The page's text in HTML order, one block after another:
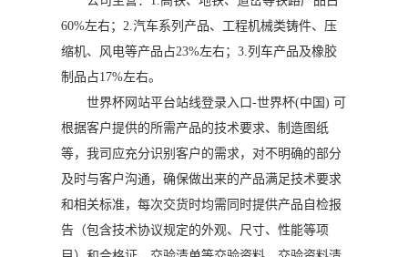
60%左右；2.汽车系列产品、工程机械类铸件、压
缩机、风电等产品占23%左右；3.列车产品及橡胶
制品占17%左右。
世界杯网站平台站线登录入口-世界杯(中国) 可
根据客户提供的所需产品的技术要求、制造图纸
等，我司应充分识别客户的需求，对不明确的部分
及时与客户沟通，确保做出来的产品满足技术要求
和相关标准，每次交货时均需同时提供产品自检报
告（包含技术协议规定的外观、尺寸、性能等项